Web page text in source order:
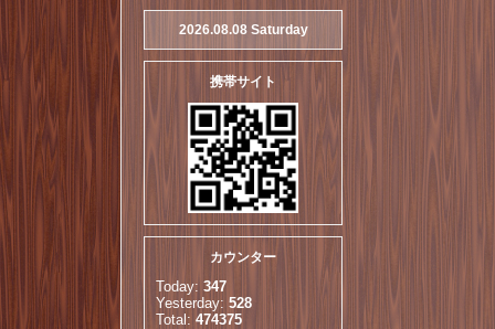
2026.08.08 Saturday
携帯サイト
カウンター
Today: 347
Yesterday: 528
Total: 474375